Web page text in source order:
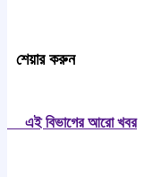
শেয়ার করুন
এই বিভাগের আরো খবর